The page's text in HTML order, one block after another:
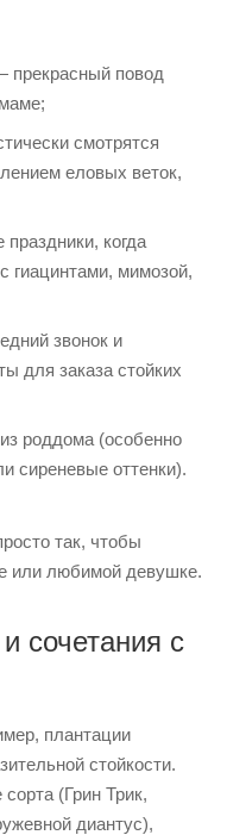
прекрасный повод
смотрятся
еловых веток,
когда
гиацинтами, мимозой,
звонок и
для заказа стойких
роддома (особенно
сиреневые оттенки).
так, чтобы
или любимой девушке.
сочетания с
плантации
стойкости.
(Грин Трик,
диантус),